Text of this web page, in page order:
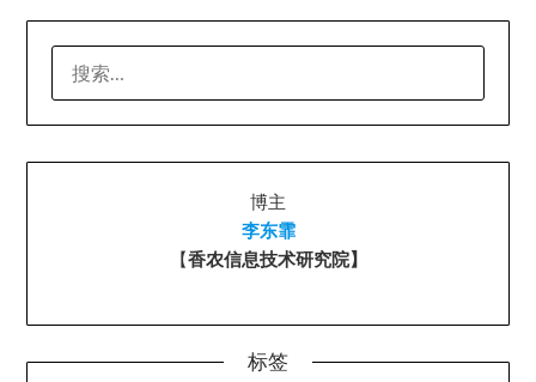
索：
博主
李东霏
【香农信息技术研究院】
标签